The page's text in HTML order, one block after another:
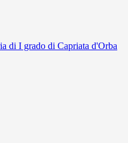
di I grado di Capriata d'Orba